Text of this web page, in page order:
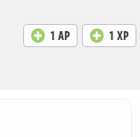
1 AP 1 XP